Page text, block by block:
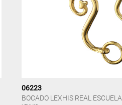
06223
BOCADO LEXHIS REAL ESCUELA